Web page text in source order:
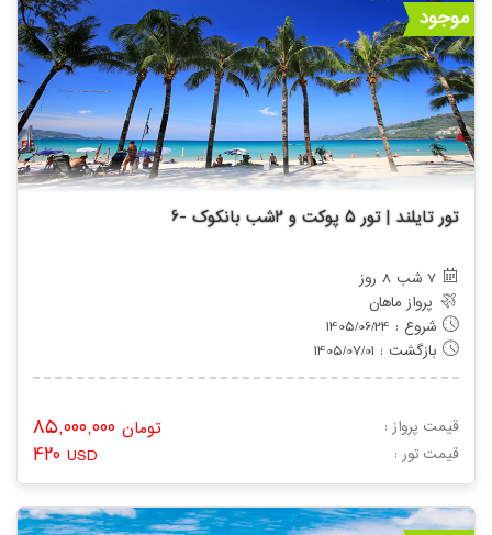
موجود
تور تایلند | تور 5 پوکت و 2شب بانکوک -6
7 شب 8 روز
پرواز ماهان
شروع : 1405/06/24
بازگشت : 1405/07/01
تومان قیمت پرواز :
420 USD : قیمت تور